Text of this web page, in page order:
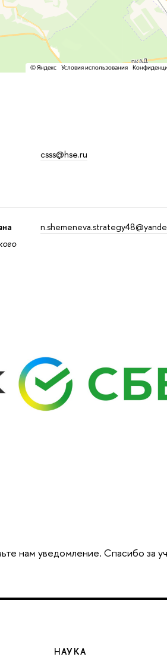
csss@hse.ru
нам уведомление. Спасибо за
НАУКА